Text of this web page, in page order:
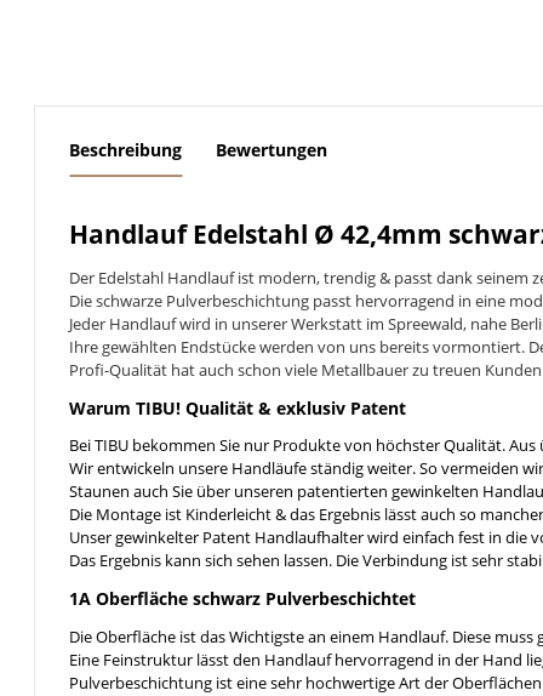
Beschreibung Bewertungen
Handlauf Edelstahl Ø 42,4mm
Der Edelstahl Handlauf ist modern, trendig & passt dank seinem
Die schwarze Pulverbeschichtung passt hervorragend in eine
Jeder Handlauf wird in unserer Werkstatt im Spreewald, nahe
Ihre gewählten Endstücke werden von uns bereits vormontiert.
Profi-Qualität hat auch schon viele Metallbauer zu treuen
Warum TIBU! Qualität & exklusiv Patent
Bei TIBU bekommen Sie nur Produkte von höchster Qualität.
Wir entwickeln unsere Handläufe ständig weiter. So vermeiden
Staunen auch Sie über unseren patentierten gewinkelten
Die Montage ist Kinderleicht & das Ergebnis lässt auch so
Unser gewinkelter Patent Handlaufhalter wird einfach fest in die
Das Ergebnis kann sich sehen lassen. Die Verbindung ist sehr
1A Oberfläche schwarz Pulverbeschichtet
Die Oberfläche ist das Wichtigste an einem Handlauf. Diese
Eine Feinstruktur lässt den Handlauf hervorragend in der Hand
Pulverbeschichtung ist eine sehr hochwertige Art der